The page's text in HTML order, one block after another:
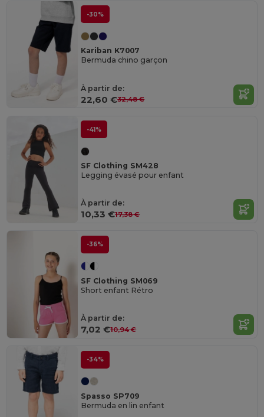
-30%
Kariban K7007
Bermuda chino garçon
À partir de:
22,60 €32,48 €
-41%
SF Clothing SM428
Legging évasé pour enfant
À partir de:
10,33 €17,38 €
-36%
SF Clothing SM069
Short enfant Rétro
À partir de:
7,02 €10,94 €
-34%
Spasso SP709
Bermuda en lin enfant